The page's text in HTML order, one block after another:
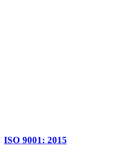
ISO 9001: 2015